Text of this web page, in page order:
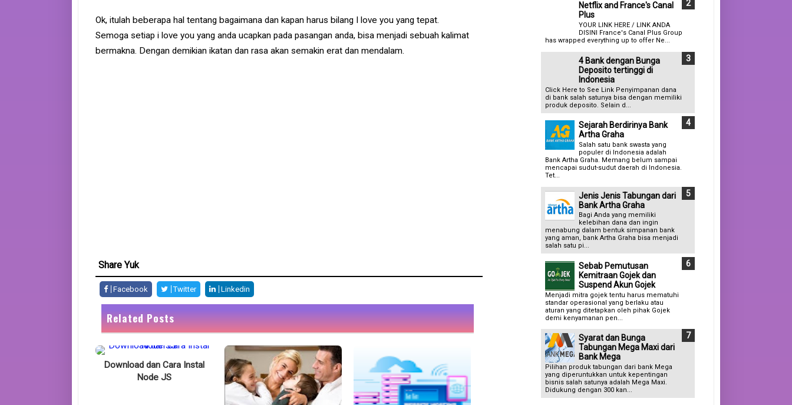
Ok, itulah beberapa hal tentang bagaimana dan kapan harus bilang I love you yang tepat.
Semoga setiap i love you yang anda ucapkan pada pasangan anda, bisa menjadi sebuah kalimat
bermakna. Dengan demikian ikatan dan rasa akan semakin erat dan mendalam.
Share Yuk
Facebook Twitter Linkedin
Related Posts
Download dan Cara Instal
Node JS
Netflix and France's Canal
Plus
YOUR LINK HERE / LINK ANDA
DISINI France's Canal Plus Group
has wrapped everything up to offer Ne...
4 Bank dengan Bunga
Deposito tertinggi di
Indonesia
Click Here to See Link Penyimpanan dana
di bank salah satunya bisa dengan memiliki
produk deposito. Selain d...
Sejarah Berdirinya Bank
Artha Graha
Salah satu bank swasta yang
populer di Indonesia adalah
Bank Artha Graha. Memang belum sampai
mencapai sudut-sudut daerah di Indonesia.
Tet...
Jenis Jenis Tabungan dari
Bank Artha Graha
Bagi Anda yang memiliki
kelebihan dana dan ingin
menabung dalam bentuk simpanan bank
yang aman, bank Artha Graha bisa menjadi
salah satu pi...
Sebab Pemutusan
Kemitraan Gojek dan
Suspend Akun Gojek
Menjadi mitra gojek tentu harus mematuhi
standar operasional yang berlaku atau
aturan yang ditetapkan oleh pihak Gojek
demi kenyamanan pen...
Syarat dan Bunga
Tabungan Mega Maxi dari
Bank Mega
Pilihan produk tabungan dari bank Mega
yang diperuntukkan untuk kepentingan
bisnis salah satunya adalah Mega Maxi.
Didukung dengan 300 kan...